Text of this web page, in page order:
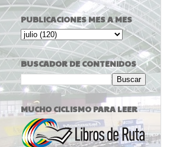
PUBLICACIONES MES A MES
BUSCADOR DE CONTENIDOS
MUCHO CICLISMO PARA LEER